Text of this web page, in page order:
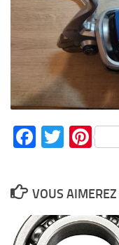
Facebook
Twitter
VOUS